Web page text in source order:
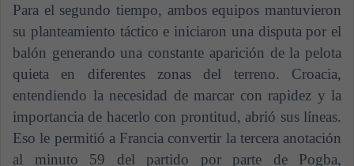
Para el segundo tiempo, ambos equipos mantuvieron
su planteamiento táctico e iniciaron una disputa por el
balón generando una constante aparición de la pelota
quieta en diferentes zonas del terreno. Croacia,
entendiendo la necesidad de marcar con rapidez y la
importancia de hacerlo con prontitud, abrió sus líneas.
Eso le permitió a Francia convertir la tercera anotación
al minuto 59 del partido por parte de Pogba,